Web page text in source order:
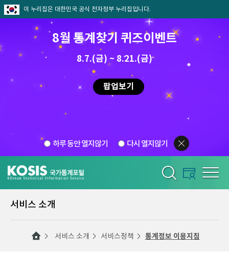
이 누리집은 대한민국 공식 전자정부 누리집입니다.
8월 통계찾기 퀴즈이벤트
8.7.(금) ~ 8.21.(금)
팝업보기
하루 동안 열지않기 다시 열지않기
서비스 소개
서비스 소개 서비스정책 통계정보 이용지침